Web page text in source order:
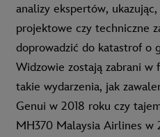
analizy ekspertów,
projektowe czy techniczne
doprowadzić do katastrof o
Widzowie zostają zabrani w
takie wydarzenia, jak
Genui w 2018 roku czy
MH370 Malaysia Airlines w